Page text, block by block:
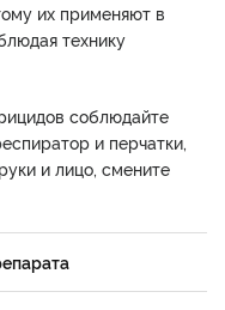
их применяют в
технику
соблюдайте
и перчатки,
и лицо, смените